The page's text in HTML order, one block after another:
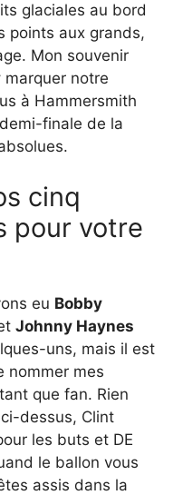
glaciales au bord
points aux grands,
Mon souvenir
marquer notre
à Hammersmith
finale de la
cinq
pour votre
eu Bobby
Johnny Haynes
uns, mais il est
nommer mes
que fan. Rien
dessus, Clint
les buts et DE
le ballon vous
assis dans la